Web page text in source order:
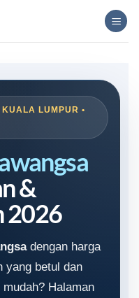
LUMPUR •
&
2026
dengan harga
yang betul dan
Halaman